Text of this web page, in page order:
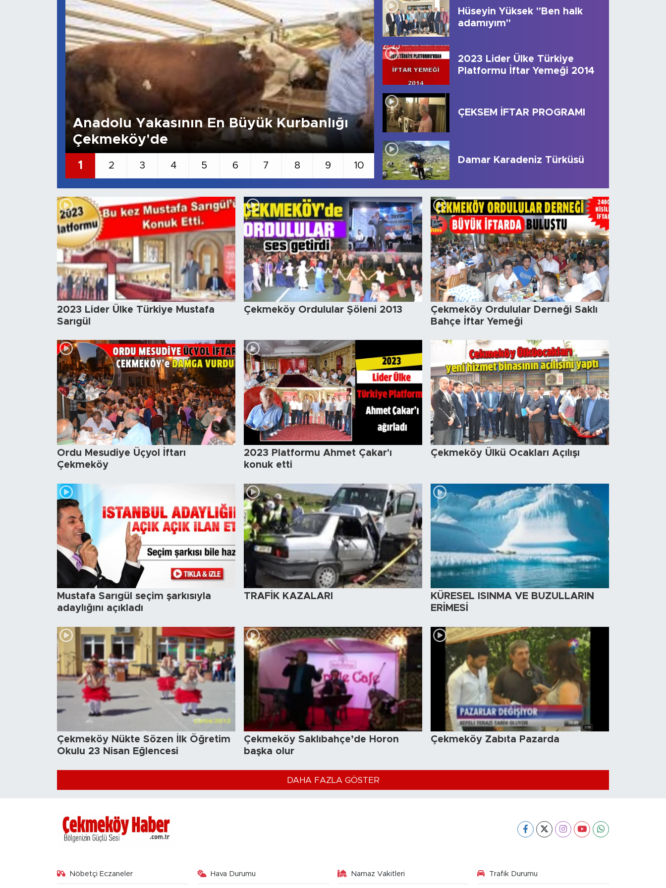
Anadolu Yakasının En Büyük Kurbanlığı
Çekmeköy'de
Tüm Şehitlerimiz Rahmetle Anıyoruz
1 2 3 4 5 6 7 8 9 10
Hüseyin Yüksek "Ben halk
adamıyım"
2023 Lider Ülke Türkiye
Platformu İftar Yemeği 2014
ÇEKSEM İFTAR PROGRAMI
Damar Karadeniz Türküsü
2023 Lider Ülke Türkiye Mustafa
Sarıgül
Çekmeköy Ordulular Şöleni 2013
Çekmeköy Ordulular Derneği Saklı
Bahçe İftar Yemeği
Ordu Mesudiye Üçyol İftarı
Çekmeköy
2023 Platformu Ahmet Çakar'ı
konuk etti
Çekmeköy Ülkü Ocakları Açılışı
Mustafa Sarıgül seçim şarkısıyla
adaylığını açıkladı
TRAFİK KAZALARI
KÜRESEL ISINMA VE BUZULLARIN
ERİMESİ
Çekmeköy Nükte Sözen İlk Öğretim
Okulu 23 Nisan Eğlencesi
Çekmeköy Saklıbahçe’de Horon
başka olur
Çekmeköy Zabıta Pazarda
DAHA FAZLA GÖSTER
Nöbetçi Eczaneler Hava Durumu Namaz Vakitleri Trafik Durumu